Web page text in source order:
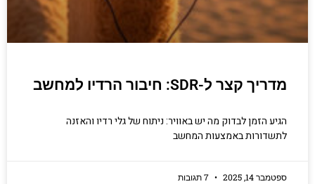
מדריך קצר ל-SDR: חיבור הרדיו למחשב
הגיע הזמן לבדוק מה יש באוויר: ניתוח של גלי רדיו והאזנה
לתשדורות באמצעות המחשב
ספטמבר 14, 2025